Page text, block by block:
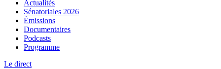
Actualités
Sénatoriales 2026
Émissions
Documentaires
Podcasts
Programme
Le direct